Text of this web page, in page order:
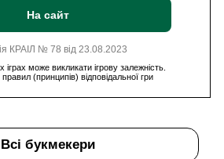
На сайт
КРАІЛ № 78 від 23.08.2023
іграх може викликати ігрову залежність.
(принципів) відповідальної гри
Всі букмекери